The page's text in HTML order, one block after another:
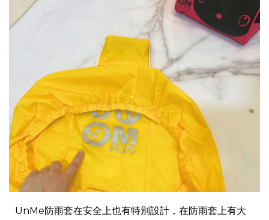
UnMe防雨套在安全上也有特別設計，在防雨套上有大